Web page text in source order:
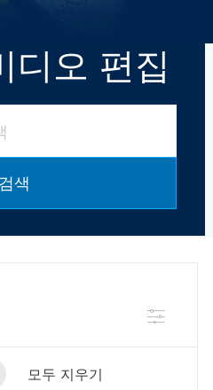
디오 편집
검색
필터
모두 지우기